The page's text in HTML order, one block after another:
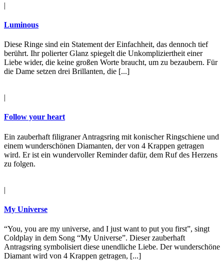
|
Luminous
Diese Ringe sind ein Statement der Einfachheit, das dennoch tief
berührt. Ihr polierter Glanz spiegelt die Unkompliziertheit einer
Liebe wider, die keine großen Worte braucht, um zu bezaubern. Für
die Dame setzen drei Brillanten, die [...]
|
Follow your heart
Ein zauberhaft filigraner Antragsring mit konischer Ringschiene und
einem wunderschönen Diamanten, der von 4 Krappen getragen
wird. Er ist ein wundervoller Reminder dafür, dem Ruf des Herzens
zu folgen.
|
My Universe
“You, you are my universe, and I just want to put you first”, singt
Coldplay in dem Song “My Universe”. Dieser zauberhaft
Antragsring symbolisiert diese unendliche Liebe. Der wunderschöne
Diamant wird von 4 Krappen getragen, [...]